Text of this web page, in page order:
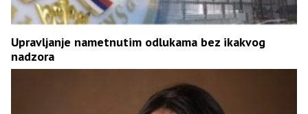
Upravljanje nametnutim odlukama bez ikakvog
nadzora